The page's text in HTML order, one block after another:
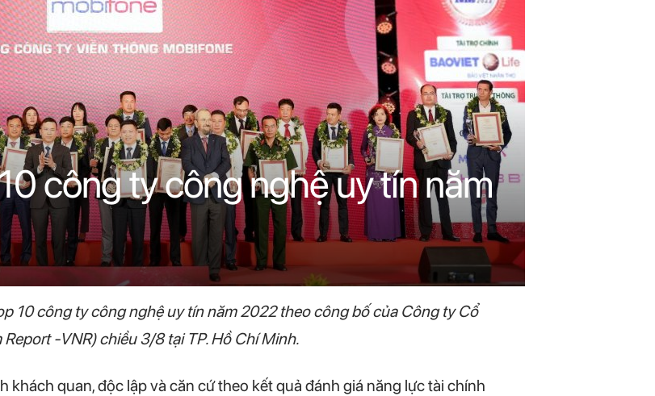
công ty công nghệ uy tín năm
10 công ty công nghệ uy tín năm 2022 theo công bố của Công ty Cổ
-VNR) chiều 3/8 tại TP. Hồ Chí Minh.
khách quan, độc lập và căn cứ theo kết quả đánh giá năng lực tài chính